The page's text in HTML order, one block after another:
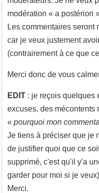
modération « a postériori
Les commentaires seront
car je veux justement
(contrairement à ce que
Merci donc de vous
EDIT : je reçois quelques
excuses, des mécontents
« pourquoi mon
Je tiens à préciser que je
de justifier quoi que ce
supprimé, c'est qu'il y'a
garder pour moi si je
Merci.